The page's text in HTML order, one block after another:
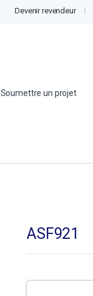
Devenir revendeur
Soumettre un projet
ASF921